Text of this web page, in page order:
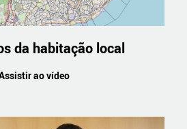
da habitação local
ao vídeo